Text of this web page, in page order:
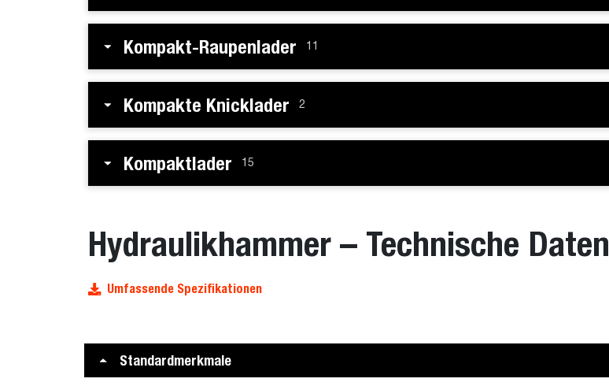
Kompakt-Raupenlader 11
Kompakte Knicklader 2
Kompaktlader 15
Hydraulikhammer – Technische Daten
Umfassende Spezifikationen
Standardmerkmale